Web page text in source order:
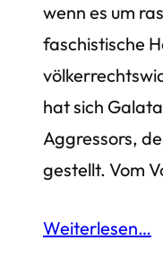
wenn es um
faschistische
hat sich
Aggressors,
gestellt. Vom
Weiterlesen…